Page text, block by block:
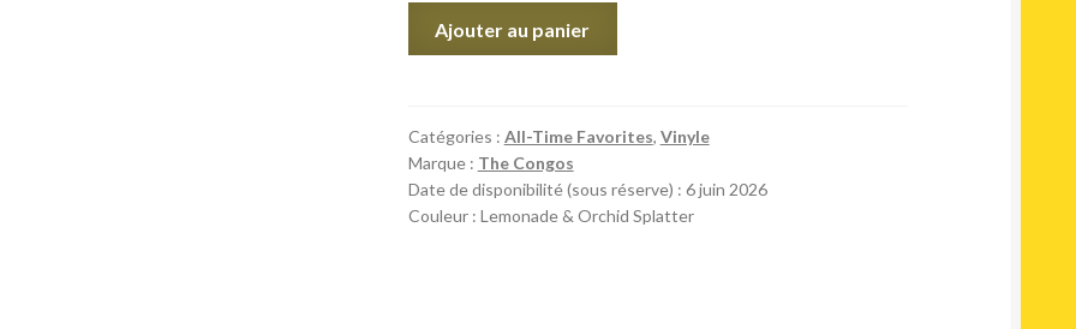
(LP
lemonade
&
orchid
Ajouter au panier
Catégories : All-Time Favorites, Vinyle
Marque : The Congos
Date de disponibilité (sous réserve) : 6 juin 2026
Couleur : Lemonade & Orchid Splatter